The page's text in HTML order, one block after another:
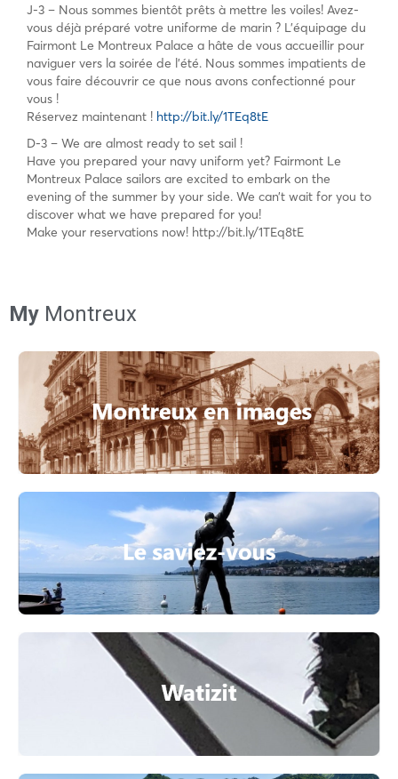
J-3 – Nous sommes bientôt prêts à mettre les voiles! Avez-
vous déjà préparé votre uniforme de marin ? L’équipage du
Fairmont Le Montreux Palace a hâte de vous accueillir pour
naviguer vers la soirée de l’été. Nous sommes impatients de
vous faire découvrir ce que nous avons confectionné pour
vous !
Réservez maintenant ! http://bit.ly/1TEq8tE
D-3 – We are almost ready to set sail !
Have you prepared your navy uniform yet? Fairmont Le
Montreux Palace sailors are excited to embark on the
evening of the summer by your side. We can’t wait for you to
discover what we have prepared for you!
Make your reservations now! http://bit.ly/1TEq8tE
My Montreux